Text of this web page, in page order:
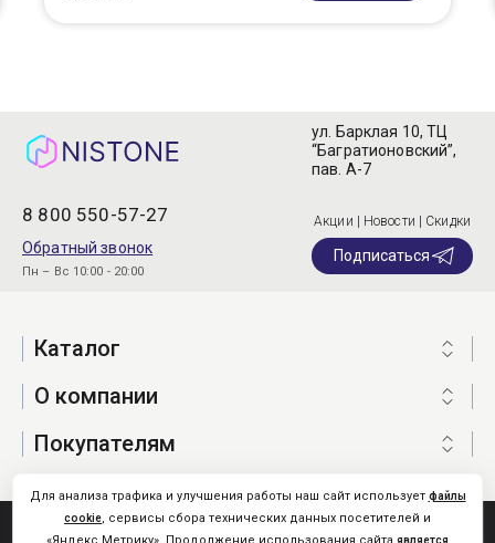
8 800 550-57-27
Обратный звонок
Пн – Вс 10:00 - 20:00
ул. Барклая 10, ТЦ
“Багратионовский”,
пав. А-7
Акции | Новости | Скидки
Подписаться
Каталог
О компании
Покупателям
Nistone.Ru © 2026
Для анализа трафика и улучшения работы наш сайт использует файлы
cookie, сервисы сбора технических данных посетителей и
является